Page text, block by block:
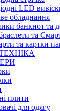
LED
обладнання
банкнот та
та
та картки
плити
для одягу